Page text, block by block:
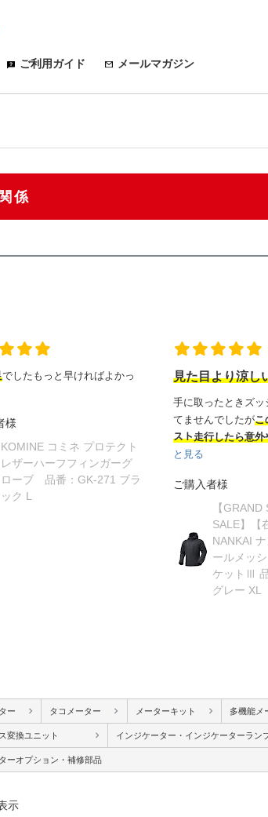
ご利用ガイド メールマガジン
係
でしたもっと早ければよかっ
様
KOMINE コミネ プロテクト
レザーハーフフィンガーグ
ローブ 品番：GK-271 ブラ
ック L
見た目より涼し
手に取ったときズッ
てませんでしたがこ
スト走行したら意外
と見る
ご購入者様
【
SALE】【
NANKAI
ールメッ
ケットⅢ
グレー XL
ー タコメーター メーターキット 多機能メ
変換ユニット インジケーター・インジケーターラン
ーオプション・補修部品
示